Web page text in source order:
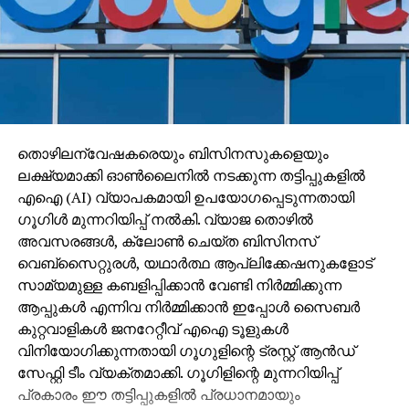
തൊഴിലന്വേഷകരെയും ബിസിനസുകളെയും
എഐ (AI) വ്യാപകമായി ഉപയോഗപ്പെടുന്നതായി
ഗൂഗിള്‍ മുന്നറിയിപ്പ് നല്‍കി. വ്യാജ തൊഴില്‍
അവസരങ്ങള്‍, ക്ലോണ്‍ ചെയ്ത ബിസിനസ്
വെബ്‌സൈറ്റുരള്‍, യഥാര്‍ത്ഥ ആപ്ലിക്കേഷനുകളോട്
സാമ്യമുള്ള കബളിപ്പിക്കാന്‍ വേണ്ടി നിര്‍മ്മിക്കുന്ന
ആപ്പുകള്‍ എന്നിവ നിര്‍മ്മിക്കാന്‍ ഇപ്പോള്‍ സൈബര്‍
കുറ്റവാളികള്‍ ജനറേറ്റീവ് എഐ ടൂളുകള്‍
വിനിയോഗിക്കുന്നതായി ഗൂഗുളിന്റെ ട്രസ്റ്റ് ആന്‍ഡ്
സേഫ്റ്റി ടീം വ്യക്തമാക്കി. ഗൂഗിളിന്റെ മുന്നറിയിപ്പ്
പ്രകാരം ഈ തട്ടിപ്പുകളില്‍ പ്രധാനമായും
തൊഴിലന്വേഷകരെയും ചെറുകിട ബിസിനസ്
ഉടമകളെയും ലക്ഷ്യമിടുന്നു. പലപ്പോഴും